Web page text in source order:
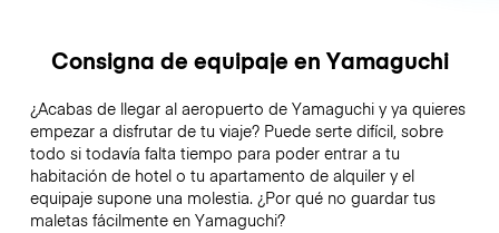
Consigna de equipaje en Yamaguchi
¿Acabas de llegar al aeropuerto de Yamaguchi y ya quieres
empezar a disfrutar de tu viaje? Puede serte difícil, sobre
todo si todavía falta tiempo para poder entrar a tu
habitación de hotel o tu apartamento de alquiler y el
equipaje supone una molestia. ¿Por qué no guardar tus
maletas fácilmente en Yamaguchi?